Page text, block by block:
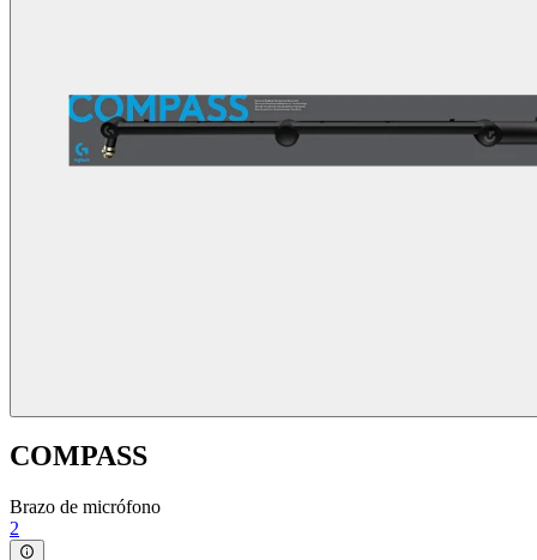
COMPASS
Brazo de micrófono
2